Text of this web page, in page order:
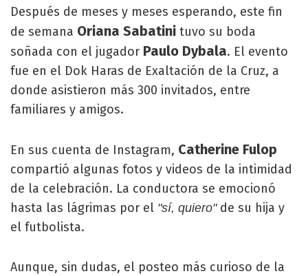
Después de meses y meses esperando, este fin
de semana Oriana Sabatini tuvo su boda
soñada con el jugador Paulo Dybala. El evento
fue en el Dok Haras de Exaltación de la Cruz, a
donde asistieron más 300 invitados, entre
familiares y amigos.
En sus cuenta de Instagram, Catherine Fulop
compartió algunas fotos y videos de la intimidad
de la celebración. La conductora se emocionó
hasta las lágrimas por el "sí, quiero" de su hija y
el futbolista.
Aunque, sin dudas, el posteo más curioso de la